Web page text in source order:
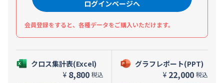
ログインページへ
会員登録をすると、各種データをご購入いただけます。
クロス集計表(Excel)
¥ 8,800 税込
グラフレポート(PPT)
¥ 22,000 税込